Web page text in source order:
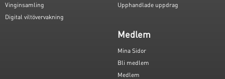
Vinginsamling
Digital viltövervakning
Upphandlade uppdrag
Medlem
Mina Sidor
Bli medlem
Medlem